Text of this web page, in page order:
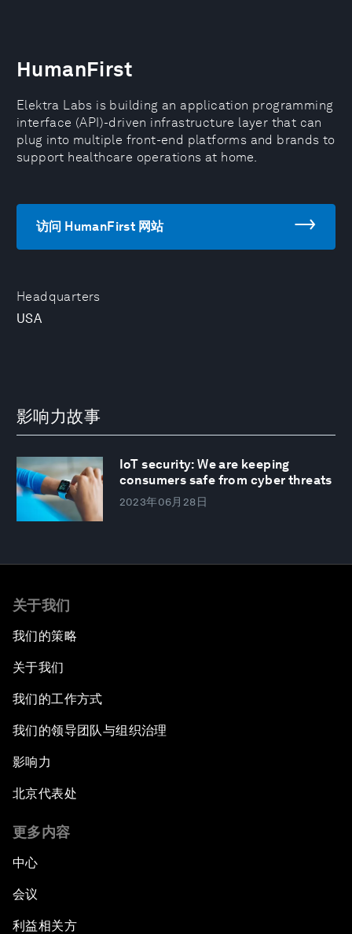
Headquarters
USA
HumanFirst
Elektra Labs is building an application programming
interface (API)-driven infrastructure layer that can
plug into multiple front-end platforms and brands to
support healthcare operations at home.
访问 HumanFirst 网站
影响力故事
IoT security: We are keeping
consumers safe from cyber threats
2023年06月28日
关于我们
我们的策略
关于我们
我们的工作方式
我们的领导团队与组织治理
影响力
北京代表处
更多内容
中心
会议
利益相关方